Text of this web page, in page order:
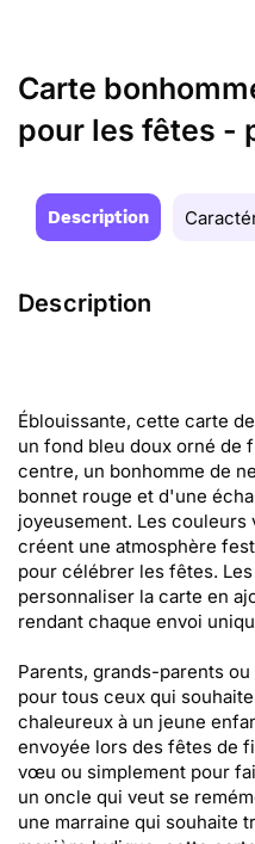
Carte
pour les fêtes -
Description
Description
Éblouissante, cette carte
un fond bleu doux orné de
centre, un bonhomme de
bonnet rouge et d'une
joyeusement. Les
créent une atmosphère
pour célébrer les fêtes.
personnaliser la carte en
rendant chaque envoi
Parents, grands-parents
pour tous ceux qui
chaleureux à un jeune
envoyée lors des fêtes de
vœu ou simplement pour
un oncle qui veut se
une marraine qui souhaite